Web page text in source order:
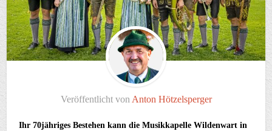
Veröffentlicht vonAnton Hötzelsperger
Ihr 70jähriges Bestehen kann die Musikkapelle Wildenwart in